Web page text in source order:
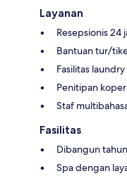
Layanan
Resepsionis 24
Bantuan tur/
Fasilitas laundry
Penitipan koper
Staf
Fasilitas
Dibangun
Spa dengan